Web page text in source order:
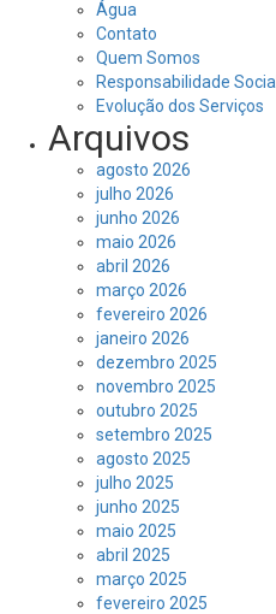
Água
Contato
Quem Somos
Responsabilidade Social
Evolução dos Serviços
Arquivos
agosto 2026
julho 2026
junho 2026
maio 2026
abril 2026
março 2026
fevereiro 2026
janeiro 2026
dezembro 2025
novembro 2025
outubro 2025
setembro 2025
agosto 2025
julho 2025
junho 2025
maio 2025
abril 2025
março 2025
fevereiro 2025